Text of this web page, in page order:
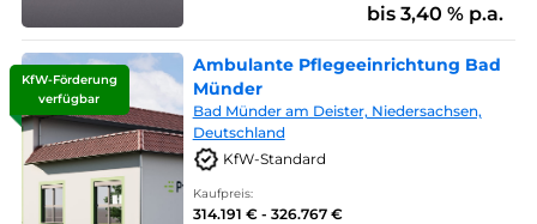
bis 3,40 % p.a.
KfW-Förderung
verfügbar
Ambulante Pflegeeinrichtung Bad
Münder
Bad Münder am Deister, Niedersachsen,
Deutschland
KfW-Standard
Kaufpreis:
314.191 € - 326.767 €